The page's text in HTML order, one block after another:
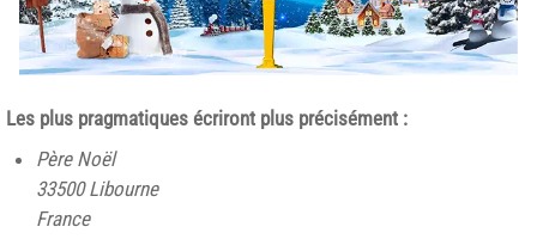
Les plus pragmatiques écriront plus précisément :
Père Noël
33500 Libourne
France